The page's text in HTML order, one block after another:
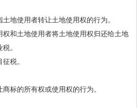
使用者转让土地使用权的行为。
和土地使用者将土地使用权归还给土地
。
税。
的所有权或使用权的行为。